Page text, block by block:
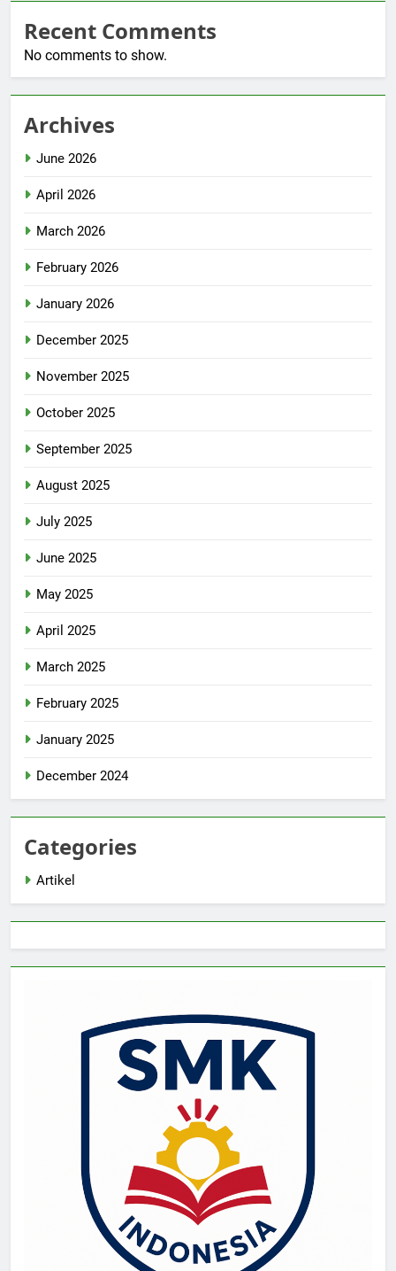
Recent Comments
No comments to show.
Archives
June 2026
April 2026
March 2026
February 2026
January 2026
December 2025
November 2025
October 2025
September 2025
August 2025
July 2025
June 2025
May 2025
April 2025
March 2025
February 2025
January 2025
December 2024
Categories
Artikel